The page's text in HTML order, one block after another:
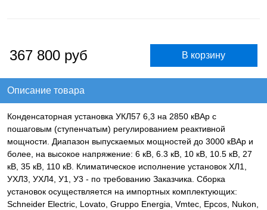
367 800 руб
Описание товара
Конденсаторная установка УКЛ57 6,3 на 2850 кВАр с
пошаговым (ступенчатым) регулированием реактивной
мощности. Диапазон выпускаемых мощностей до 3000 кВАр и
более, на высокое напряжение: 6 кВ, 6.3 кВ, 10 кВ, 10.5 кВ, 27
кВ, 35 кВ, 110 кВ. Климатическое исполнение установок ХЛ1,
УХЛ3, УХЛ4, У1, У3 - по требованию Заказчика. Сборка
установок осуществляется на импортных комплектующих:
Schneider Electric, Lovato, Gruppo Energia, Vmtec, Epcos, Nukon,